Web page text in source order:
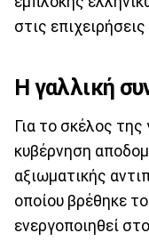
στις
Η γαλλική
Για το σκέλος
κυβέρνηση
αξιωματικής
οποίου βρέθηκε
ενεργοποιηθεί